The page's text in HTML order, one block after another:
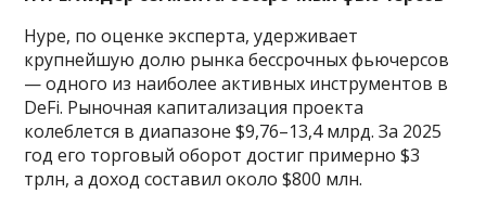
Hype, по оценке эксперта, удерживает
крупнейшую долю рынка бессрочных фьючерсов
— одного из наиболее активных инструментов в
DeFi. Рыночная капитализация проекта
колеблется в диапазоне $9,76–13,4 млрд. За 2025
год его торговый оборот достиг примерно $3
трлн, а доход составил около $800 млн.